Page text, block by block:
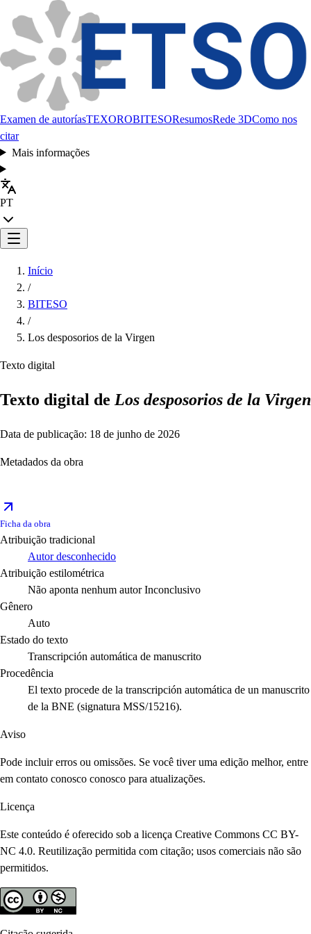
Examen de autoríasTEXOROBITESOResumosRede 3DComo nos
citar
Mais informações
PT
Início
/
BITESO
/
Los desposorios de la Virgen
Texto digital
Texto digital de Los desposorios de la Virgen
Data de publicação: 18 de junho de 2026
Metadados da obra
Ficha da obra
Atribuição tradicional
Autor desconhecido
Atribuição estilométrica
Não aponta nenhum autor Inconclusivo
Gênero
Auto
Estado do texto
Transcripción automática de manuscrito
Procedência
El texto procede de la transcripción automática de un manuscrito
de la BNE (signatura MSS/15216).
Aviso
Pode incluir erros ou omissões. Se você tiver uma edição melhor, entre
em contato conosco conosco para atualizações.
Licença
Este conteúdo é oferecido sob a licença Creative Commons CC BY-
NC 4.0. Reutilização permitida com citação; usos comerciais não são
permitidos.